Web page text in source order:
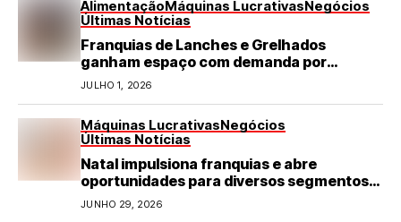
AlimentaçãoMáquinas LucrativasNegócios
Últimas Notícias
Franquias de Lanches e Grelhados
ganham espaço com demanda por
refeições rápidas e de qualidade
JULHO 1, 2026
Máquinas LucrativasNegócios
Últimas Notícias
Natal impulsiona franquias e abre
oportunidades para diversos segmentos
do varejo
JUNHO 29, 2026